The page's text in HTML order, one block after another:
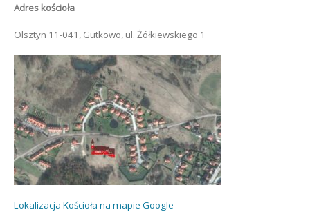
Adres kościoła
Olsztyn 11-041, Gutkowo, ul. Żółkiewskiego 1
Lokalizacja Kościoła na mapie Google